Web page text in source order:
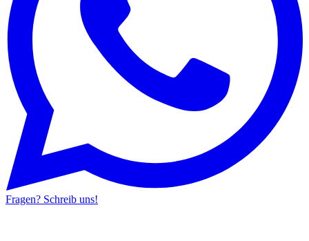
Fragen? Schreib uns!